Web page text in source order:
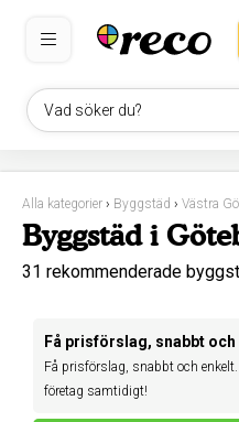
Vad söker du?
Alla kategorier › Byggstäd › Västra
Byggstäd i
31 rekommenderade
Få prisförslag, snabbt och
Få prisförslag, snabbt och
företag samtidigt!